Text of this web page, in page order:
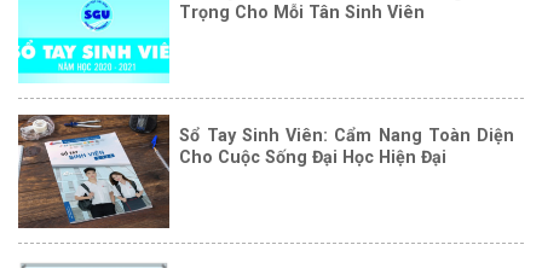
Trọng Cho Mỗi Tân Sinh Viên
Sổ Tay Sinh Viên: Cẩm Nang Toàn Diện
Cho Cuộc Sống Đại Học Hiện Đại